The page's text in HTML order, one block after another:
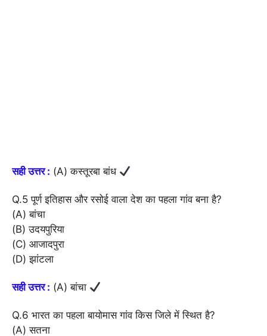
सही उत्तर : (A) कस्तूरबा बांध
Q.5 पूर्ण इतिहास और रसोई वाला देश का पहला गांव बना है?
(A) बांचा
(B) उदयपुरिया
(C) आजादपुरा
(D) झांटला
सही उत्तर : (A) बांचा
Q.6 भारत का पहला बायोमास गांव किस जिले में स्थित है?
(A) सतना